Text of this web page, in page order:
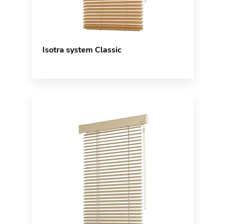
Isotra system Classic